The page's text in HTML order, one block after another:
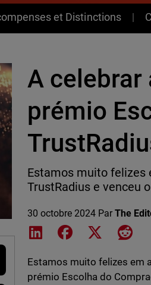
et Distinctions
A celebrar
prémio
Estamos muito felizes
TrustRadius e venceu
30 octobre 2024 ParThe
Share on LinkedIn
Share on Facebook
Share on X
Estamos muito felizes em
prémio Escolha do